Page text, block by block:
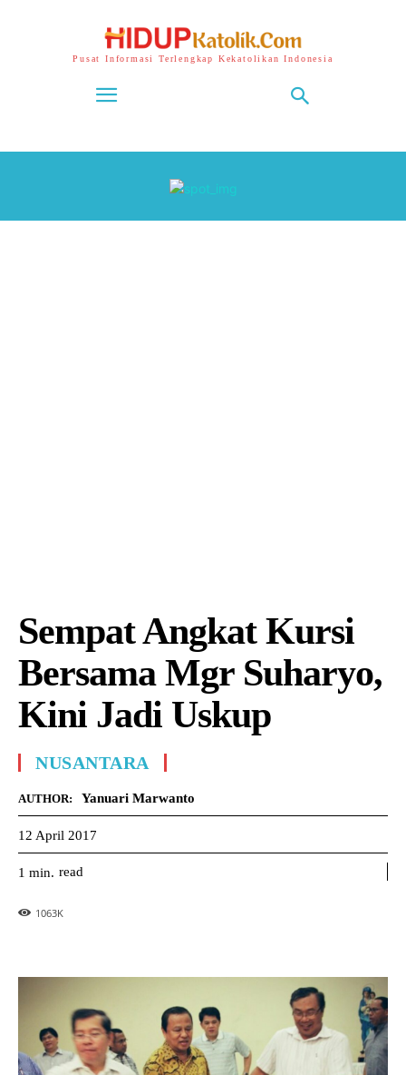
Pusat Informasi Terlengkap Kekatolikan Indonesia
Sempat Angkat Kursi
Bersama Mgr Suharyo,
Kini Jadi Uskup
NUSANTARA
AUTHOR: Yanuari Marwanto
12 April 2017
1 min. read
1063K